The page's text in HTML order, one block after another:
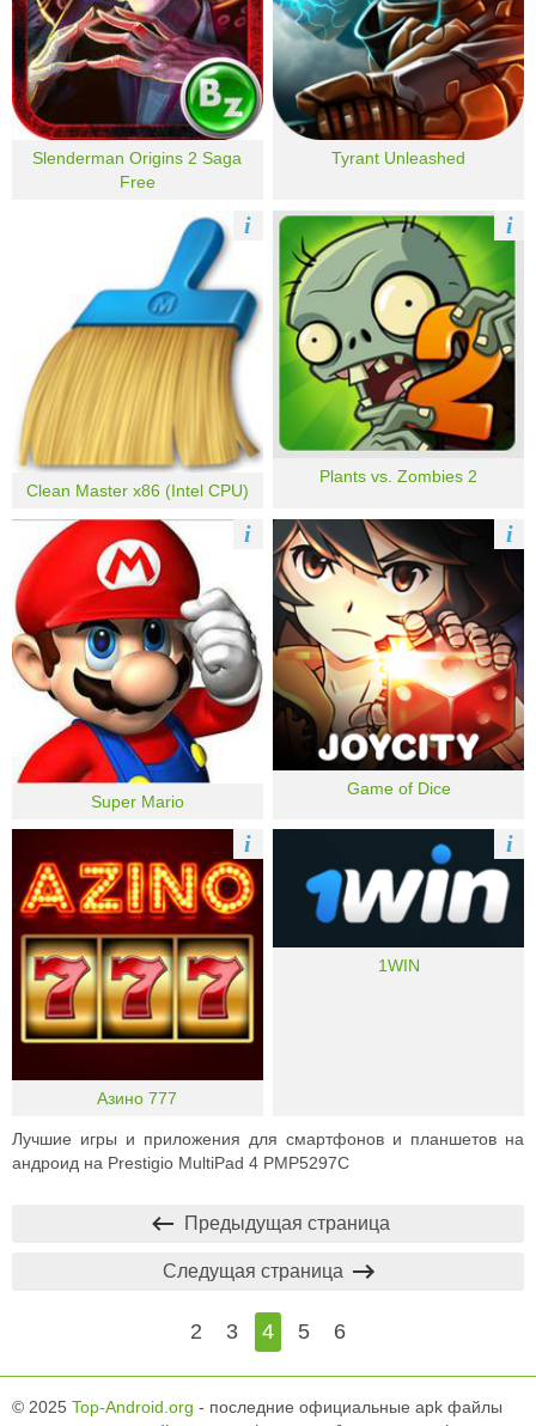
Slenderman Origins 2 Saga
Free
Tyrant Unleashed
Clean Master x86 (Intel CPU)
i
Plants vs. Zombies 2
i
Super Mario
i
Game of Dice
i
Азино 777
i
1WIN
i
Лучшие игры и приложения для смартфонов и планшетов на
андроид на Prestigio MultiPad 4 PMP5297C
Предыдущая страница
2 3 4 5 6
Следущая страница
© 2025 Top-Android.org - последние официальные apk файлы